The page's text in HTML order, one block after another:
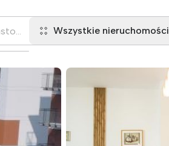
Wszystkie nieruchomości